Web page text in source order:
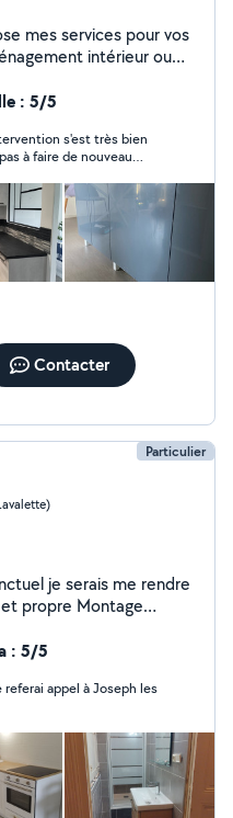
mes services pour vos
intérieur ou
de sols ,pour
mon profil pour avoir
plus d'informations
directement .
: 5/5
s'est très bien
Contacter
Particulier
je serais me rendre
: 5/5
appel à Joseph les